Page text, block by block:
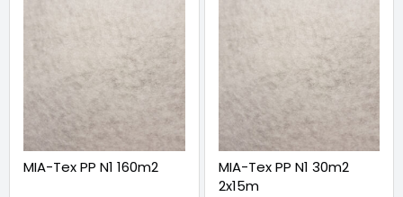
MIA-Tex PP N1 160m2
MIA-Tex PP N1 30m2
2x15m